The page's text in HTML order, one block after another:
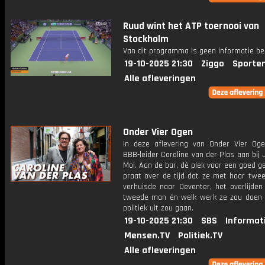
Ruud wint het ATP toernooi van
Stockholm
Van dit programma is geen informatie
19-10-2025 21:30 Ziggo
Alle afleveringen
Onder Vier Ogen
In deze aflevering van Onder Vier
BBB-leider Caroline van der Plas aan bij
Mol. Aan de bar, dé plek voor een goed
praat over de tijd dat ze met haar
verhuisde naar Deventer, het
tweede man én welk werk ze zou
politiek uit zou gaan.
19-10-2025 21:30 SBS
Mensen.TV
Politiek.TV
Alle afleveringen